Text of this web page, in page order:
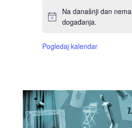
Na današnji dan nema
događanja.
Pogledaj kalendar